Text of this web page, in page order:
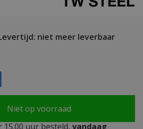
niet meer leverbaar
Niet op voorraad
uur besteld, vandaag